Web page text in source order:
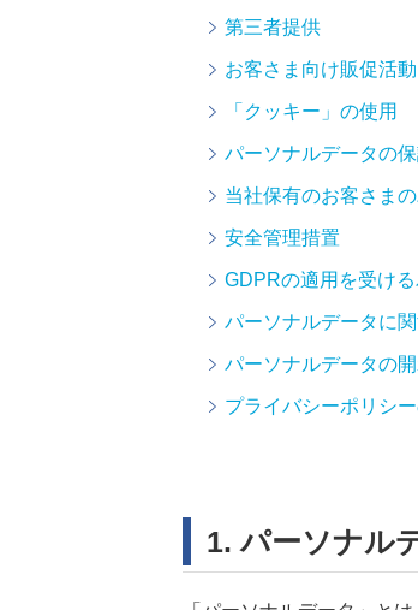
第三者提供
お客さま向け販促活動
「クッキー」の使用
パーソナルデータの
当社保有のお客さま
安全管理措置
GDPRの適用を受け
パーソナルデータに
パーソナルデータの
プライバシーポリシ
1. パーソナル